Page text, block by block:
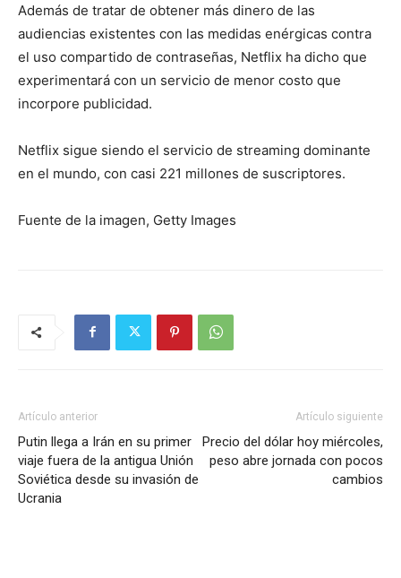
Además de tratar de obtener más dinero de las
audiencias existentes con las medidas enérgicas contra
el uso compartido de contraseñas, Netflix ha dicho que
experimentará con un servicio de menor costo que
incorpore publicidad.
Netflix sigue siendo el servicio de streaming dominante
en el mundo, con casi 221 millones de suscriptores.
Fuente de la imagen, Getty Images
Artículo anterior
Putin llega a Irán en su primer
viaje fuera de la antigua Unión
Soviética desde su invasión de
Ucrania
Artículo siguiente
Precio del dólar hoy miércoles,
peso abre jornada con pocos
cambios